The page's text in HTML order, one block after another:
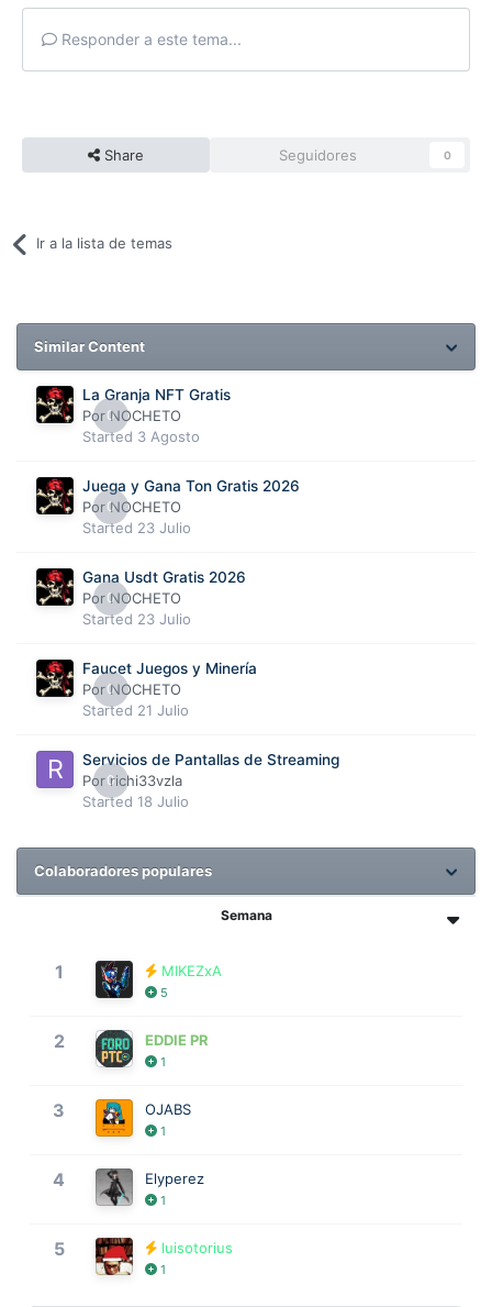
Responder a este tema...
Share Seguidores 0
Ir a la lista de temas
Similar Content
0
La Granja NFT Gratis
PorNOCHETO
Started 3 Agosto
0
Juega y Gana Ton Gratis 2026
PorNOCHETO
Started 23 Julio
0
Gana Usdt Gratis 2026
PorNOCHETO
Started 23 Julio
0
Faucet Juegos y Minería
PorNOCHETO
Started 21 Julio
0
Servicios de Pantallas de Streaming
Porrichi33vzla
Started 18 Julio
Colaboradores populares
Semana
1 MIKEZxA
5
2 EDDIE PR
1
3 OJABS
1
4 Elyperez
1
5 luisotorius
1